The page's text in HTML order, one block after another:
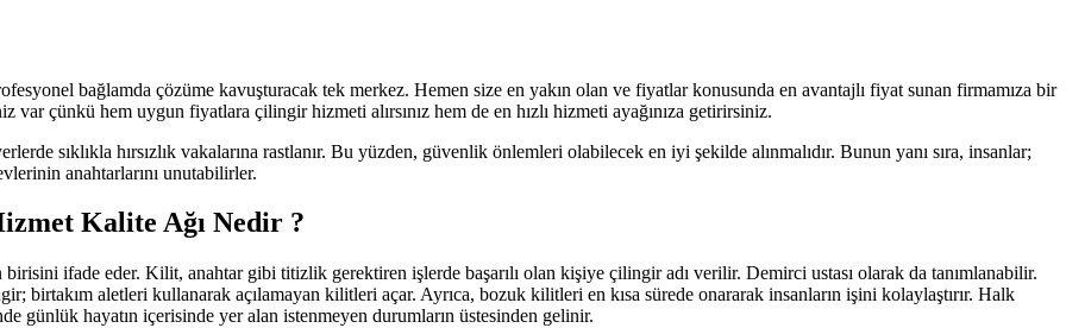
bağlamda çözüme kavuşturacak tek merkez. Hemen size en yakın olan ve fiyatlar konusunda en avantajlı fiyat sunan firmamıza bir
çünkü hem uygun fiyatlara çilingir hizmeti alırsınız hem de en hızlı hizmeti ayağınıza getirirsiniz.
sıklıkla hırsızlık vakalarına rastlanır. Bu yüzden, güvenlik önlemleri olabilecek en iyi şekilde alınmalıdır. Bunun yanı sıra, insanlar;
anahtarlarını unutabilirler.
Kalite Ağı Nedir ?
ifade eder. Kilit, anahtar gibi titizlik gerektiren işlerde başarılı olan kişiye çilingir adı verilir. Demirci ustası olarak da tanımlanabilir.
birtakım aletleri kullanarak açılamayan kilitleri açar. Ayrıca, bozuk kilitleri en kısa sürede onararak insanların işini kolaylaştırır. Halk
günlük hayatın içerisinde yer alan istenmeyen durumların üstesinden gelinir.